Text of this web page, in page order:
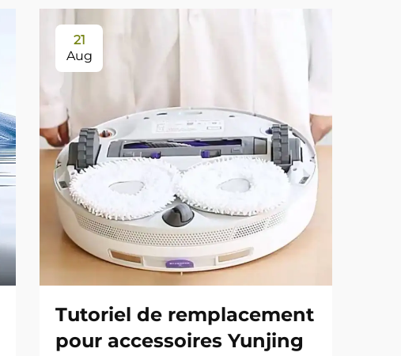
21
Aug
Tutoriel de remplacement
pour accessoires Yunjing